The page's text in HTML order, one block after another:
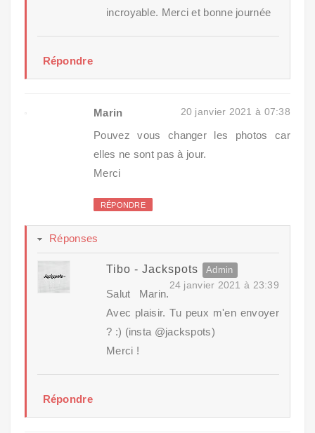
incroyable. Merci et bonne journée
Répondre
Marin 20 janvier 2021 à 07:38
Pouvez vous changer les photos car
elles ne sont pas à jour.
Merci
RÉPONDRE
Réponses
Tibo - Jackspots
24 janvier 2021 à 23:39
Salut Marin.
Avec plaisir. Tu peux m'en envoyer
? :) (insta @jackspots)
Merci !
Répondre